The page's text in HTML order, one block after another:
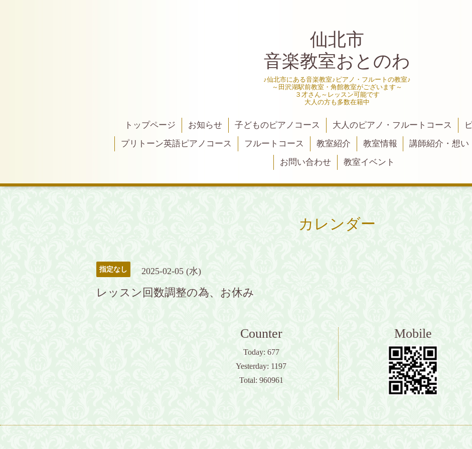
仙北市
音楽教室おとのわ
♪仙北市にある音楽教室♪ピアノ・フルートの教室♪
～田沢湖駅前教室・角館教室がございます～
３才さん～レッスン可能です
大人の方も多数在籍中
トップページ お知らせ 子どものピアノコース 大人のピアノ・フルートコース
プリトーン英語ピアノコース
フルートコース 教室紹介 教室情報 講師紹介・想い
お問い合わせ
教室イベント
カレンダー
指定なし 2025-02-05 (水)
レッスン回数調整の為、お休み
Counter
Today: 677
Yesterday: 1197
Total: 960961
Mobile